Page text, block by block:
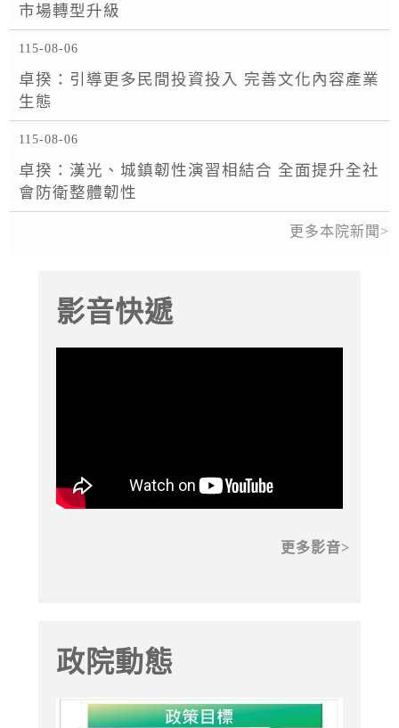
市場轉型升級
115-08-06
卓揆：引導更多民間投資投入 完善文化內容產業
生態
115-08-06
卓揆：漢光、城鎮韌性演習相結合 全面提升全社
會防衛整體韌性
更多本院新聞
影音快遞
更多影音
政院動態